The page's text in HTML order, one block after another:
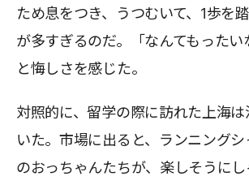
ため息をつき、うつむいて、1歩を
が多すぎるのだ。「なんてもったい
と悔しさを感じた。
対照的に、留学の際に訪れた上海は
いた。市場に出ると、ランニング
のおっちゃんたちが、楽しそうに